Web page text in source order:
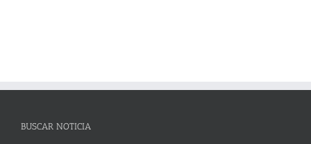
BUSCAR NOTICIA